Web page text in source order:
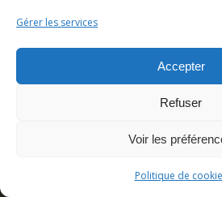
Gérer les services
Accepter
Refuser
Voir les
Politique de
© Copyright - Pedro Lombardi -Mentions